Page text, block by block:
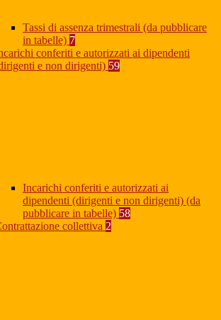
Tassi di assenza trimestrali (da pubblicare
in tabelle) 7
conferiti e autorizzati ai dipendenti
e non dirigenti) 59
Incarichi conferiti e autorizzati ai
dipendenti (dirigenti e non dirigenti) (da
pubblicare in tabelle) 58
collettiva 2